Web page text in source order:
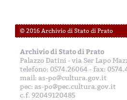
© 2016 Archivio di Stato di Prato
Archivio di Stato di Prato
Palazzo Datini - via Ser Lapo
telefono: 0574.26064 - fax:
mail: as-po@cultura.gov.it
pec: as-po@pec.cultura.gov.it
c.f. 92049120485